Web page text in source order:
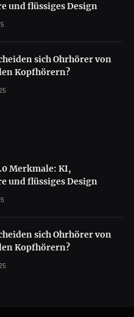
und flüssiges Design
sich Ohrhörer von
Kopfhörern?
Merkmale: KI,
und flüssiges Design
sich Ohrhörer von
Kopfhörern?